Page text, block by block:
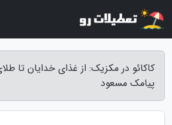
کاکائو در مکزیک: از غذای خدایان تا
پیامک مسعود